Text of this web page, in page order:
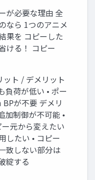
が必要な理由 全
なら 1つのアニメ
果を コピーした
ける！ コピー
ト / デメリット
負荷が低い • ポー
が不要 デメリ
加制御が不可能 •
元から変えたい
したい • コピー
致しない部分は
綻する